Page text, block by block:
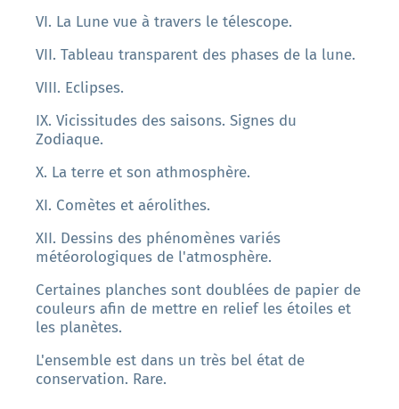
VI. La Lune vue à travers le télescope.
VII. Tableau transparent des phases de la lune.
VIII. Eclipses.
IX. Vicissitudes des saisons. Signes du
Zodiaque.
X. La terre et son athmosphère.
XI. Comètes et aérolithes.
XII. Dessins des phénomènes variés
météorologiques de l'atmosphère.
Certaines planches sont doublées de papier de
couleurs afin de mettre en relief les étoiles et
les planètes.
L'ensemble est dans un très bel état de
conservation. Rare.